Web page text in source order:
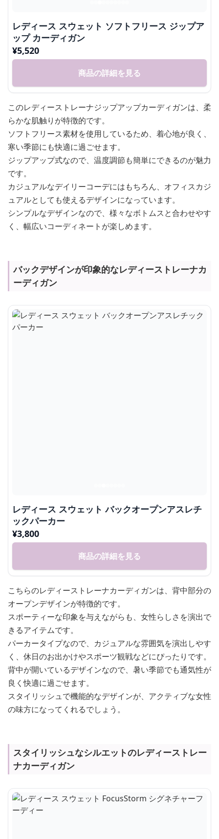
レディース スウェット ソフトフリース ジップア
ップ カーディガン
¥5,520
商品の詳細を見る
このレディーストレーナジップアップカーディガンは、柔
らかな肌触りが特徴的です。
ソフトフリース素材を使用しているため、着心地が良く、
寒い季節にも快適に過ごせます。
ジップアップ式なので、温度調節も簡単にできるのが魅力
です。
カジュアルなデイリーコーデにはもちろん、オフィスカジ
ュアルとしても使えるデザインになっています。
シンプルなデザインなので、様々なボトムスと合わせやす
く、幅広いコーディネートが楽しめます。
バックデザインが印象的なレディーストレーナカ
ーディガン
レディース スウェット バックオープンアスレチ
ックパーカー
¥3,800
商品の詳細を見る
こちらのレディーストレーナカーディガンは、背中部分の
オープンデザインが特徴的です。
スポーティーな印象を与えながらも、女性らしさを演出で
きるアイテムです。
パーカータイプなので、カジュアルな雰囲気を演出しやす
く、休日のお出かけやスポーツ観戦などにぴったりです。
背中が開いているデザインなので、暑い季節でも通気性が
良く快適に過ごせます。
スタイリッシュで機能的なデザインが、アクティブな女性
の味方になってくれるでしょう。
スタイリッシュなシルエットのレディーストレー
ナカーディガン